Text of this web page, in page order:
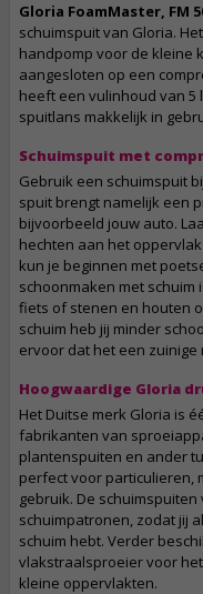
Gloria FoamMaster, FM
schuimspuit van Gloria.
handpomp voor de kleine
aangesloten op een
heeft een vulinhoud van 5
spuitlans makkelijk in
Schuimspuit met
Gebruik een schuimspuit
spuit brengt namelijk een
bijvoorbeeld jouw auto.
hechten aan het
kun je beginnen met
schoonmaken met
fiets of stenen en houten
schuim heb jij minder
ervoor dat het een
Hoogwaardige Gloria
Het Duitse merk Gloria is
fabrikanten van
plantenspuiten en ander
perfect voor particulieren,
gebruik. De
schuimpatronen, zodat jij
schuim hebt. Verder
vlakstraalsproeier voor
kleine oppervlakten.